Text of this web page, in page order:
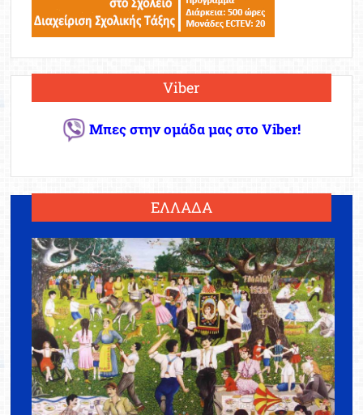
Viber
Μπες στην ομάδα μας στο Viber!
ΕΛΛΑΔΑ